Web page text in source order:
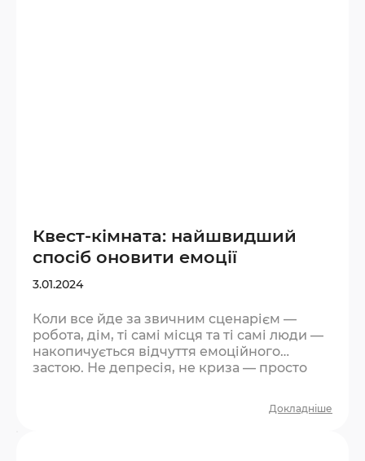
Квест-кімната: найшвидший
спосіб оновити емоції
3.01.2024
Коли все йде за звичним сценарієм —
робота, дім, ті самі місця та ті самі люди —
накопичується відчуття емоційного
застою. Не депресія, не криза — просто
способів її розігнати. Що відбувається під
час квесту? За годину ви проживаєте цілу
Докладніше